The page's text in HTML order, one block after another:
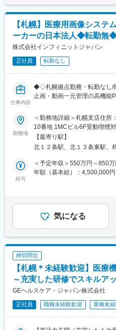
変更の範囲：会社の定める業
入プロジェクトの流れを一つ
■ゆくゆくお任せする業務
経験に応じて、病院ごとの運
機能拡張の企画、要件定義な
す。
■組織体制：
札幌拠点には、PACS導入や
エンジニアが在籍しており、
■企業の特徴／魅力：
当社の最大の特徴は、一般的
多い静止画像と動画を、同じ
が増加中で、安定したニーズ
のユーザーを持つ韓国No.1メ
【札幌】医療用画像シス
ーカーの日本法人◆転勤無
株式会社インフィニットジャパン
正社員 転勤なし
仕事内容
◆◇札幌拠点勤務・転勤なし/
止画・動画一元管理の高機能
■職務概要：
クリニックから大学病院まで
発のPACS（医療用画像管理
テム）、Reportシステムなど
ただきます。
＜具体的な業務＞
病院・クリニック・健診施設
製品デモ・プレゼンテーショ
見積作成、契約業務、導入調整
導入後のサポート窓口対応・
■業務の特徴：
・顧客の新規：既存割合は＝
ます。
・1案件あたりの平均単価は
ご入社後は、本社のエンジニ
勤務地
＜勤務地詳細＞札幌支店住所
10番地 1MCビル6F受動喫煙
【最寄り駅】
北１２条駅、北１３条東駅、
給与
＜予定年収＞550万円～850
年額（基本給）：4,500,000
給与補足＞・昇給１回/年・
までも目安の金額であり、選
す。月給(月額)は固定手当を含
気になる
締切間近
【札幌＊未経験歓迎】医療
～充実した研修でスキルア
GEヘルスケア・ジャパン株式会社
正社員 職種未経験歓迎 業種未